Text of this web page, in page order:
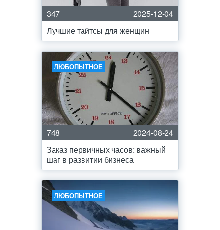
347
2025-12-04
Лучшие тайтсы для женщин
ЛЮБОПЫТНОЕ
748
2024-08-24
Заказ первичных часов: важный
шаг в развитии бизнеса
ЛЮБОПЫТНОЕ